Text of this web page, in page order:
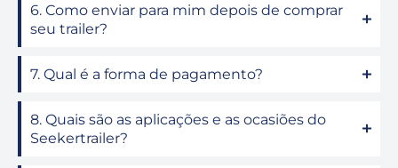
6. Como enviar para mim depois de comprar
seu trailer?
7. Qual é a forma de pagamento?
8. Quais são as aplicações e as ocasiões do
Seekertrailer?